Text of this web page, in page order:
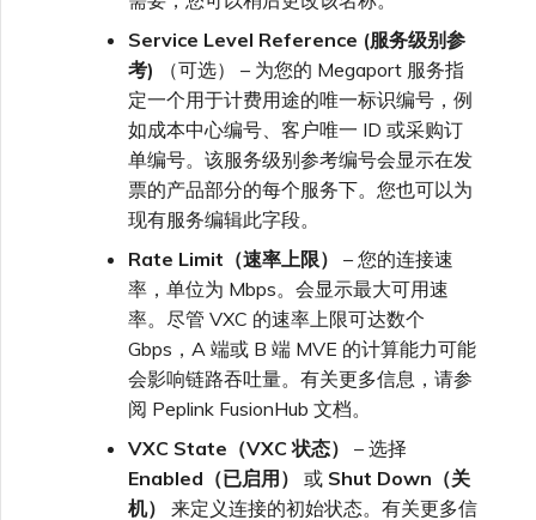
Service Level Reference (服务级别参
考) （可选） – 为您的 Megaport 服务指
定一个用于计费用途的唯一标识编号，例
如成本中心编号、客户唯一 ID 或采购订
单编号。该服务级别参考编号会显示在发
票的产品部分的每个服务下。您也可以为
现有服务编辑此字段。
Rate Limit（速率上限）
– 您的连接速
率，单位为 Mbps。会显示最大可用速
率。尽管 VXC 的速率上限可达数个
Gbps，A 端或 B 端 MVE 的计算能力可能
会影响链路吞吐量。有关更多信息，请参
阅 Peplink FusionHub 文档。
VXC State（VXC 状态）
– 选择
Enabled（已启用）
或 Shut Down（关
机）
来定义连接的初始状态。有关更多信